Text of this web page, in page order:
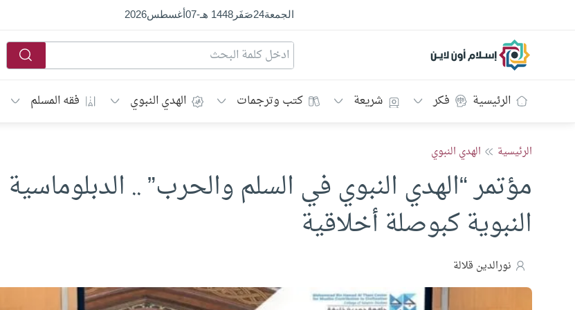
الجمعة24صَفَر1448 هـ -
07أغسطس2026
إسلام أون لاين
الرئيسية فكر شريعة كتب وترجمات الهدي النبوي فقه المسلم
الرئيسية الهدي النبوي
مؤتمر “الهدي النبوي في السلم والحرب” .. الدبلوماسية
النبوية كبوصلة أخلاقية
نورالدين قلالة